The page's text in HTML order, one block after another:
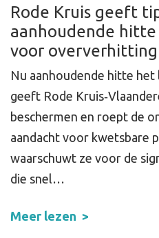
Rode Kruis geeft
aanhoudende
voor oververhitting
Nu aanhoudende hitte het
geeft Rode
beschermen en roept de
aandacht voor kwetsbare
waarschuwt ze voor de
die snel…
Meer lezen